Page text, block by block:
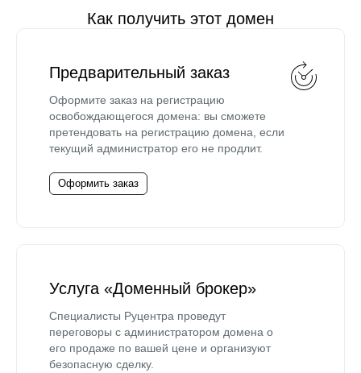
Как получить этот домен
Предварительный заказ
Оформите заказ на регистрацию
освобождающегося домена: вы сможете
претендовать на регистрацию домена, если
текущий администратор его не продлит.
Оформить заказ
Услуга «Доменный брокер»
Специалисты Руцентра проведут
переговоры с администратором домена о
его продаже по вашей цене и организуют
безопасную сделку.